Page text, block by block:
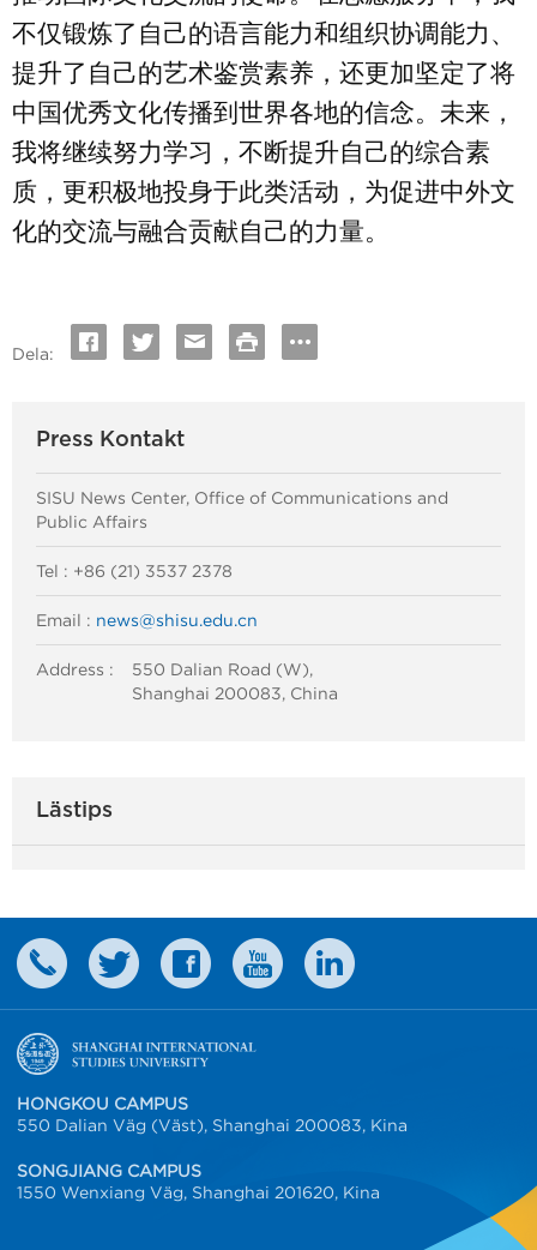
不仅锻炼了自己的语言能力和组织协调能力、
提升了自己的艺术鉴赏素养，还更加坚定了将
中国优秀文化传播到世界各地的信念。未来，
我将继续努力学习，不断提升自己的综合素
质，更积极地投身于此类活动，为促进中外文
化的交流与融合贡献自己的力量。
Dela:
Press Kontakt
SISU News Center, Office of Communications and
Public Affairs
Tel : +86 (21) 3537 2378
Email : news@shisu.edu.cn
Address :
550 Dalian Road (W),
Shanghai 200083, China
Lästips
HONGKOU CAMPUS
550 Dalian Väg (Väst), Shanghai 200083, Kina
SONGJIANG CAMPUS
1550 Wenxiang Väg, Shanghai 201620, Kina